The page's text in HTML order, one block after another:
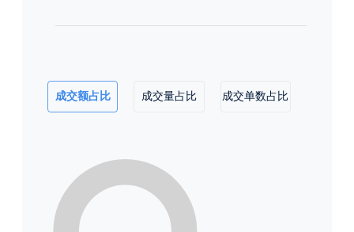
成交额占比 成交量占比 成交单数占比